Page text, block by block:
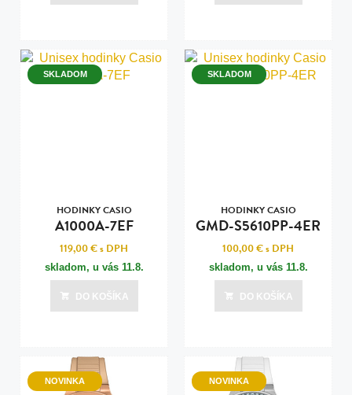
SKLADOM
HODINKY CASIO
A1000A-7EF
119,00 €s DPH
skladom, u vás 11.8.
DO KOŠÍKA
SKLADOM
HODINKY CASIO
GMD-S5610PP-4ER
100,00 €s DPH
skladom, u vás 11.8.
DO KOŠÍKA
NOVINKA NOVINKA